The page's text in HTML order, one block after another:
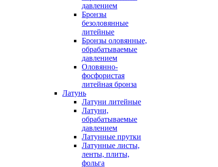
давлением
Бронзы
безоловянные
литейные
Бронзы оловянные,
обрабатываемые
давлением
Оловянно-
фосфористая
литейная бронза
Латунь
Латуни литейные
Латуни,
обрабатываемые
давлением
Латунные прутки
Латунные листы,
ленты, плиты,
фольга